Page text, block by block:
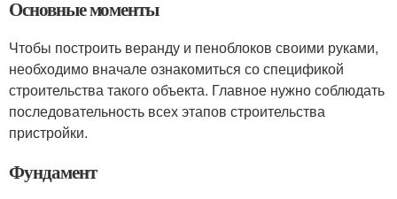
Основные моменты
Чтобы построить веранду и пеноблоков своими руками,
необходимо вначале ознакомиться со спецификой
строительства такого объекта. Главное нужно соблюдать
последовательность всех этапов строительства
пристройки.
Фундамент